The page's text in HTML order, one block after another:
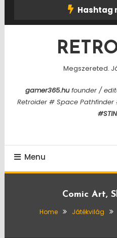
Hashtag
Megszereted.
gamer365.hufounder /
Retroider # Space Pathfinder
Menu
Comic Art,
Home Játékvilág